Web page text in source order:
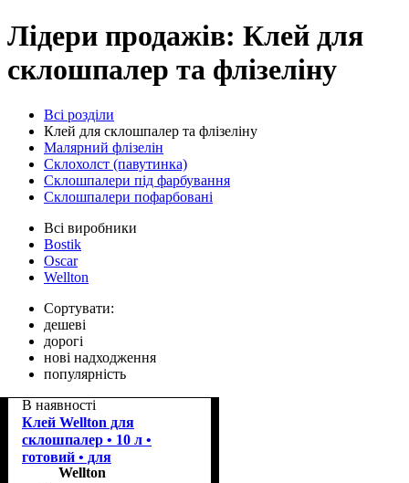
Лідери продажів: Клей для
склошпалер та флізеліну
Всі розділи
Клей для склошпалер та флізеліну
Малярний флізелін
Склохолст (павутинка)
Склошпалери під фарбування
Склошпалери пофарбовані
Всі виробники
Bostik
Oscar
Wellton
Сортувати:
дешеві
дорогі
нові надходження
популярність
В наявності
Клей Wellton для
склошпалер • 10 л •
готовий • для
приклеювання
Wellton